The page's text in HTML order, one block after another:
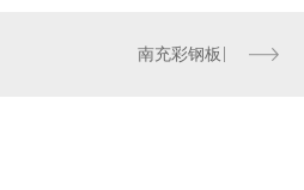
南充彩钢板